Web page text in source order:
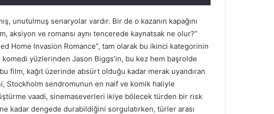
unutulmuş senaryolar vardır. Bir de o kazanın kapağını
aksiyon ve romansı aynı tencerede kaynatsak ne olur?”
Home Invasion Romance”, tam olarak bu ikinci kategorinin
yüzlerinden Jason Biggs’in, bu kez hem başrolde
film, kağıt üzerinde absürt olduğu kadar merak uyandıran
Stockholm sendromunun en naif ve komik haliyle
vaadi, sinemaseverleri ikiye bölecek türden bir risk
kadar dengede durabildiğini sorgulatırken, türler arası